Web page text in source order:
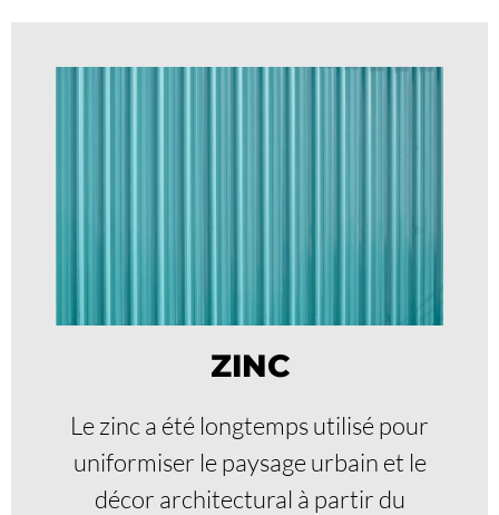
ZINC
Le zinc a été longtemps utilisé pour
uniformiser le paysage urbain et le
décor architectural à partir du